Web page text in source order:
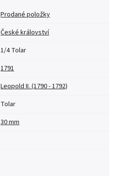
Prodané položky
České království
1/4 Tolar
1791
Leopold II. (1790 - 1792)
Tolar
30 mm